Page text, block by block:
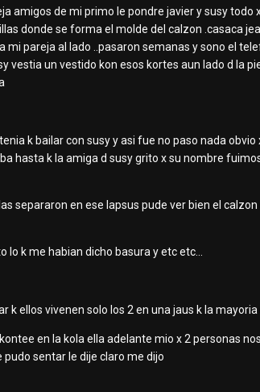
amigos de mi primo le pondre javier y susy
donde se forma el molde del calzon .casaca
mi pareja al lado ..pasaron semanas y sono el
vestia un vestido kon esos kortes aun lado d la
k bailar con susy y asi fue no paso nada
hasta k la amiga d susy grito x su nombre
separaron en ese lapsus pude ver bien el
lo k me habian dicho basura y etc etc...
k ellos vivenen solo los 2 en una jaus k la
en la kola ella adelante mio x 2 personas
sentar le dije claro me dijo